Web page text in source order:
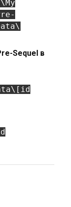
Sequel в